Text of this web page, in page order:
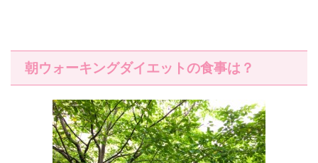
朝ウォーキングダイエットの食事は？